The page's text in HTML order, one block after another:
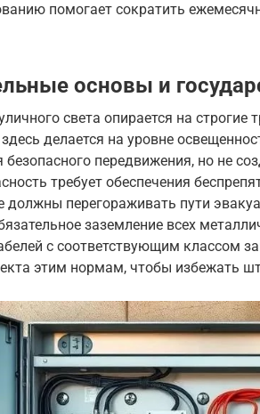
помогает сократить
основы и
света опирается на
делается на уровне
передвижения, но не
требует обеспечения
должны перегораживать пути
заземление всех
с соответствующим классом
этим нормам, чтобы избежать